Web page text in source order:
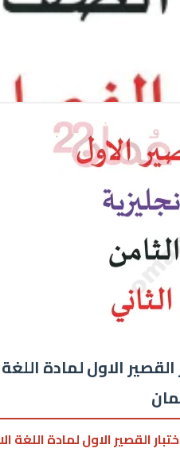
الاول لمادة
القصير الاول لمادة اللغة